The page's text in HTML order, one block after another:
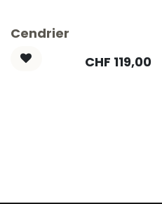
Cendrier
CHF 119,00